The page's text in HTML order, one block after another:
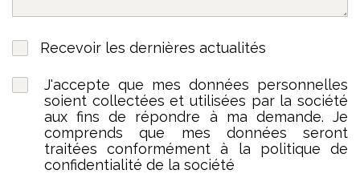
Recevoir les dernières actualités
J'accepte que mes données personnelles
soient collectées et utilisées par la société
aux fins de répondre à ma demande. Je
comprends que mes données seront
traitées conformément à la politique de
confidentialité de la société